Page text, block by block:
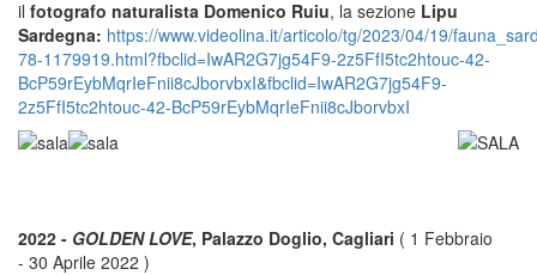
il fotografo naturalista Domenico Ruiu, la sezione Lipu
Sardegna: https://www.videolina.it/articolo/tg/2023/04/19/
78-1179919.html?fbclid=IwAR2G7jg54F9-2z5FfI5tc2htouc-42-
BcP59rEybMqrIeFnii8cJborvbxI&fbclid=IwAR2G7jg54F9-
2z5FfI5tc2htouc-42-BcP59rEybMqrIeFnii8cJborvbxI
2022 - GOLDEN LOVE, Palazzo Doglio, Cagliari ( 1 Febbraio
- 30 Aprile 2022 )